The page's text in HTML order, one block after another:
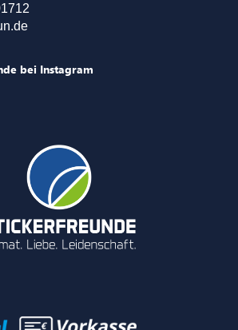
bei Instagram